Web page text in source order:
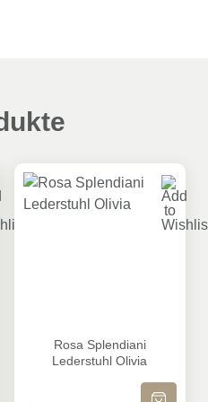
Rosa Splendiani
Lederstuhl Olivia
IN DEN